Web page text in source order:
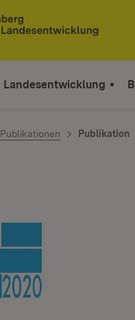
Landesentwicklung
Publikationen Publikation